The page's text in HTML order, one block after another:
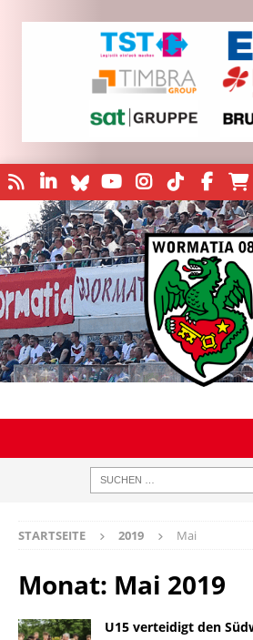
STARTSEITE 2019 Mai
Monat: Mai 2019
U15 verteidigt den